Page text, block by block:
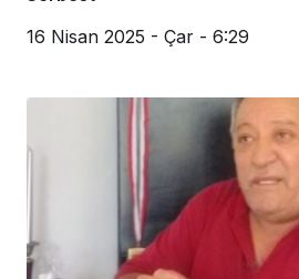
16 Nisan 2025 - Çar - 6:29